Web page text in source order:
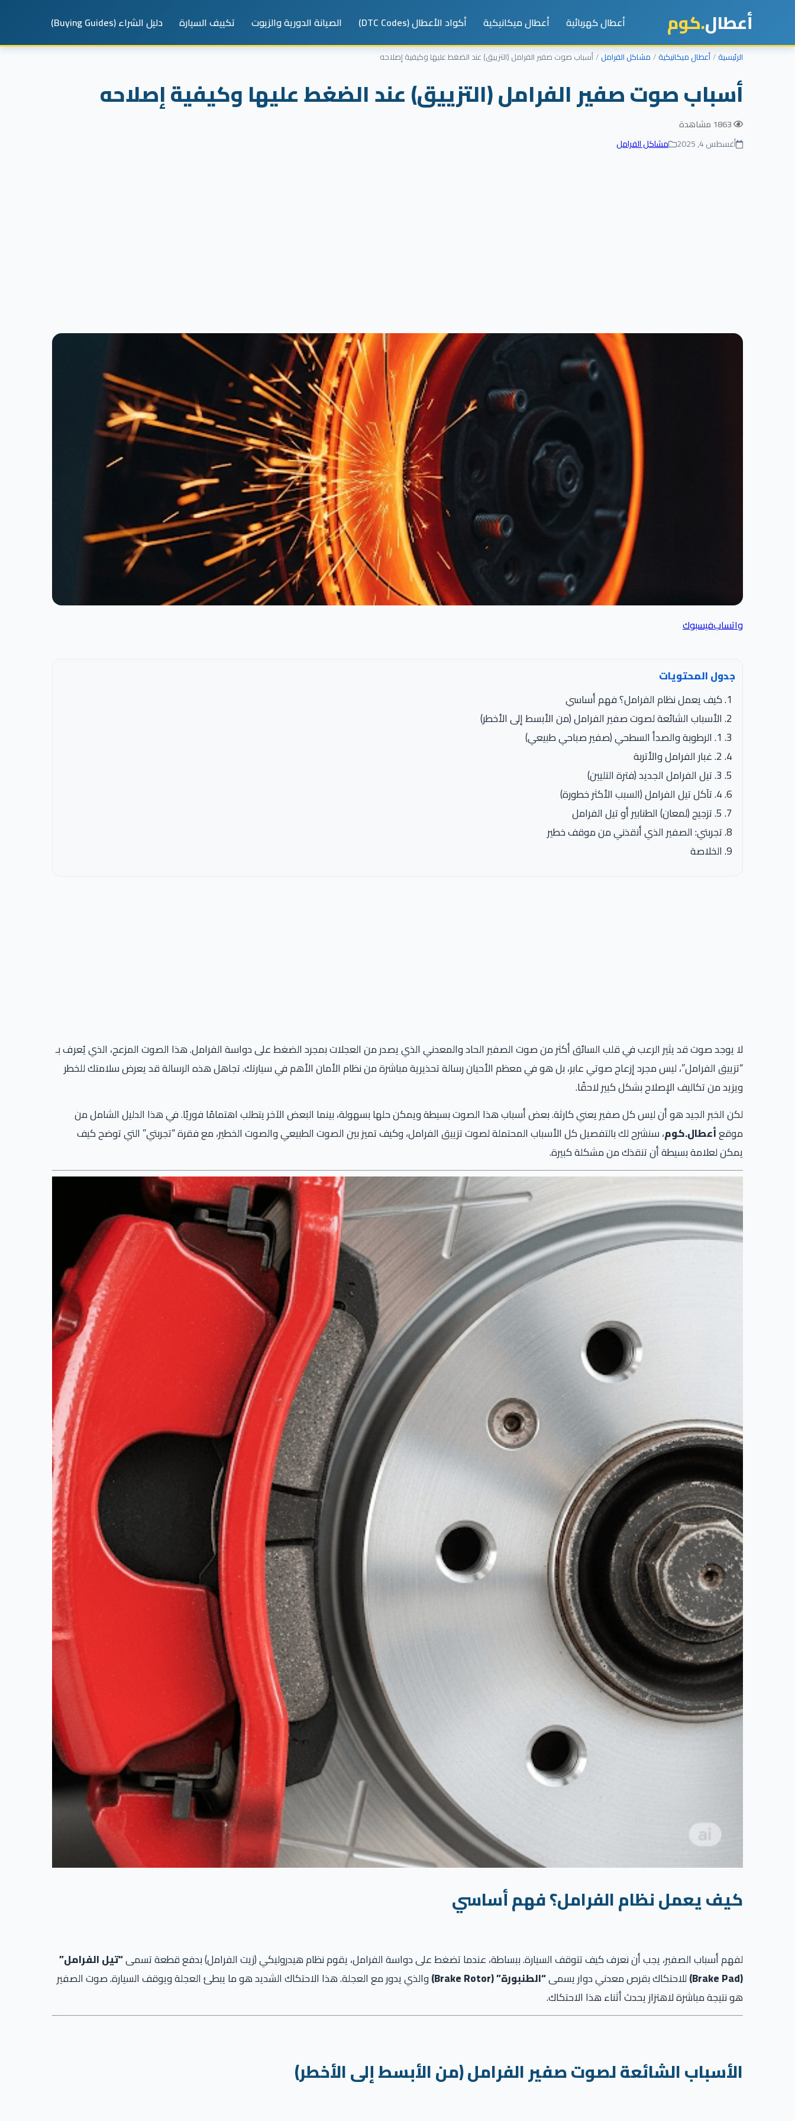
أعطال.كوم أعطال كهربائية أعطال ميكانيكية أكواد الأعطال (DTC Codes) الصيانة الدورية والزيوت تكييف السيارة دليل الشراء (Buying Guides)
الرئيسية أعطال ميكانيكية مشاكل الفرامل أسباب صوت صفير الفرامل (التزييق) عند الضغط عليها وكيفية إصلاحه
أسباب صوت صفير الفرامل (التزييق) عند الضغط عليها وكيفية إصلاحه
أغسطس 4, 2025 مشاكل الفرامل
واتسابفيسبوك
جدول المحتويات
كيف يعمل نظام الفرامل؟ فهم أساسي
الأسباب الشائعة لصوت صفير الفرامل (من الأبسط إلى الأخطر)
1. الرطوبة والصدأ السطحي (صفير صباحي طبيعي)
2. غبار الفرامل والأتربة
3. تيل الفرامل الجديد (فترة التليين)
4. تآكل تيل الفرامل (السبب الأكثر خطورة)
5. تزجيج (لمعان) الطنابير أو تيل الفرامل
تجربتي: الصفير الذي أنقذني من موقف خطير
الخلاصة
لا يوجد صوت قد يثير الرعب في قلب السائق أكثر من صوت الصفير الحاد والمعدني الذي يصدر من العجلات بمجرد الضغط على دواسة الفرامل. هذا الصوت المزعج، الذي يُعرف بـ
“تزييق الفرامل”، ليس مجرد إزعاج صوتي عابر، بل هو في معظم الأحيان رسالة تحذيرية مباشرة من نظام الأمان الأهم في سيارتك. تجاهل هذه الرسالة قد يعرض سلامتك للخطر
ويزيد من تكاليف الإصلاح بشكل كبير لاحقًا.
لكن الخبر الجيد هو أن ليس كل صفير يعني كارثة. بعض أسباب هذا الصوت بسيطة ويمكن حلها بسهولة، بينما البعض الآخر يتطلب اهتمامًا فوريًا. في هذا الدليل الشامل من
موقعأعطال.كوم، سنشرح لك بالتفصيل كل الأسباب المحتملة لصوت تزييق الفرامل، وكيف تميز بين الصوت الطبيعي والصوت الخطير، مع فقرة “تجربتي” التي توضح كيف
يمكن لعلامة بسيطة أن تنقذك من مشكلة كبيرة.
كيف يعمل نظام الفرامل؟ فهم أساسي
لفهم أسباب الصفير، يجب أن نعرف كيف تتوقف السيارة. ببساطة، عندما تضغط على دواسة الفرامل، يقوم نظام هيدروليكي (زيت الفرامل) بدفع قطعة تسمى“تيل الفرامل”
(Brake Pad)
للاحتكاك بقرص معدني دوار يسمى“الطنبورة” (Brake Rotor)
والذي يدور مع العجلة. هذا الاحتكاك الشديد هو ما يبطئ العجلة ويوقف السيارة. صوت الصفير
هو نتيجة مباشرة لاهتزاز يحدث أثناء هذا الاحتكاك.
الأسباب الشائعة لصوت صفير الفرامل (من الأبسط إلى الأخطر)